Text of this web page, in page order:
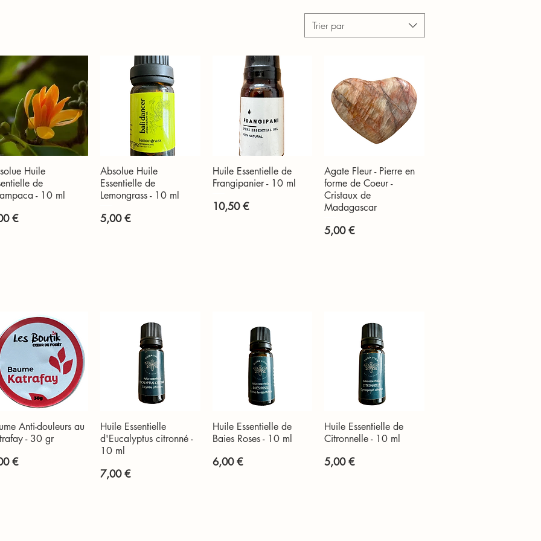
Trier par
Aperçu rapide
Huile
de
- 10 ml
€
Aperçu rapide
Absolue Huile
Essentielle de
Lemongrass - 10 ml
Prix
5,00 €
Aperçu rapide
Huile Essentielle de
Frangipanier - 10 ml
Prix
10,50 €
Aperçu rapide
Agate Fleur - Pierre en
forme de Coeur -
Cristaux de
Madagascar
Prix
5,00 €
Aperçu rapide
Anti-douleurs au
- 30 gr
€
Aperçu rapide
Huile Essentielle
d'Eucalyptus citronné -
10 ml
Prix
7,00 €
Aperçu rapide
Huile Essentielle de
Baies Roses - 10 ml
Prix
6,00 €
Aperçu rapide
Huile Essentielle de
Citronnelle - 10 ml
Prix
5,00 €